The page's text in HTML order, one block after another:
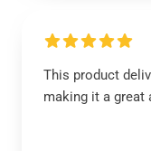
This product
making it a